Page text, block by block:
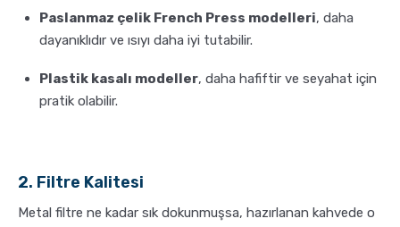
Paslanmaz çelik French Press modelleri, daha
dayanıklıdır ve ısıyı daha iyi tutabilir.
Plastik kasalı modeller, daha hafiftir ve seyahat için
pratik olabilir.
2. Filtre Kalitesi
Metal filtre ne kadar sık dokunmuşsa, hazırlanan kahvede o